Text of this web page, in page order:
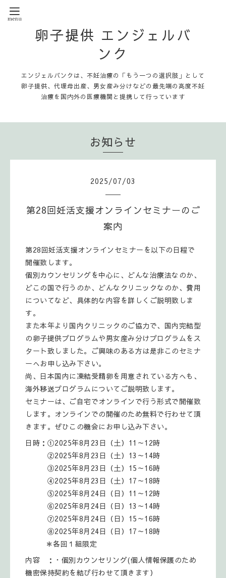
卵子提供 エンジェルバ
ンク
エンジェルバンクは、不妊治療の「もう一つの選択肢」として
卵子提供、代理母出産、男女産み分けなどの最先端の高度不妊
治療を国内外の医療機関と提携して行っています
お知らせ
2025/07/03
第28回妊活支援オンラインセミナーのご
案内
第28回妊活支援オンラインセミナーを以下の日程で
開催致します。
個別カウンセリングを中心に、どんな治療法なのか、
どこの国で行うのか、どんなクリニックなのか、費用
についてなど、具体的な内容を詳しくご説明致しま
す。
また本年より国内クリニックのご協力で、国内完結型
の卵子提供プログラムや男女産み分けプログラムをス
タート致しました。ご興味のある方は是非このセミナ
ーへお申し込み下さい。
尚、日本国内に凍結受精卵を用意されている方へも、
海外移送プログラムについてご説明致します。
セミナーは、ご自宅でオンラインで行う形式で開催致
します。オンラインでの開催のため無料で行わせて頂
きます。ぜひこの機会にお申し込み下さい。
日時：①2025年8月23日（土）11～12時
②2025年8月23日（土）13～14時
③2025年8月23日（土）15～16時
④2025年8月23日（土）17～18時
⑤2025年8月24日（日）11～12時
⑥2025年8月24日（日）13～14時
⑦2025年8月24日（日）15～16時
⑧2025年8月24日（日）17～18時
＊各回１組限定
内容 ：・個別カウンセリング(個人情報保護のため
機密保持契約を結び行わせて頂きます）